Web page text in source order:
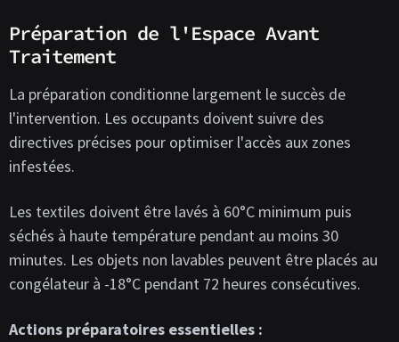
Préparation de l'Espace Avant
Traitement
La préparation conditionne largement le succès de
l'intervention. Les occupants doivent suivre des
directives précises pour optimiser l'accès aux zones
infestées.
Les textiles doivent être lavés à 60°C minimum puis
séchés à haute température pendant au moins 30
minutes. Les objets non lavables peuvent être placés au
congélateur à -18°C pendant 72 heures consécutives.
Actions préparatoires essentielles :